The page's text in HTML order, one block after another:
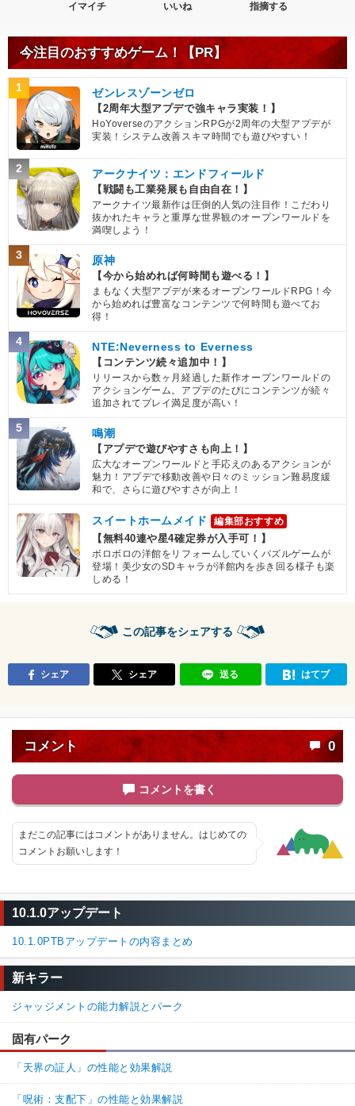
イマイチ いいね 指摘する
今注目のおすすめゲーム！【PR】
1 ゼンレスゾーンゼロ
【2周年大型アプデで強キャラ実装！】
HoYoverseのアクションRPGが2周年の大型アプデが
実装！システム改善スキマ時間でも遊びやすい！
2 アークナイツ：エンドフィールド
【戦闘も工業発展も自由自在！】
アークナイツ最新作は圧倒的人気の注目作！こだわり
抜かれたキャラと重厚な世界観のオープンワールドを
満喫しよう！
3 原神
【今から始めれば何時間も遊べる！】
まもなく大型アプデが来るオープンワールドRPG！今
から始めれば豊富なコンテンツで何時間も遊べてお
得！
4 NTE:Neverness to Everness
【コンテンツ続々追加中！】
リリースから数ヶ月経過した新作オープンワールドの
アクションゲーム。アプデのたびにコンテンツが続々
追加されてプレイ満足度が高い！
5 鳴潮
【アプデで遊びやすさも向上！】
広大なオープンワールドと手応えのあるアクションが
魅力！アプデで移動改善や日々のミッション難易度緩
和で、さらに遊びやすさが向上！
スイートホームメイド 編集部おすすめ
【無料40連や星4確定券が入手可！】
ボロボロの洋館をリフォームしていくパズルゲームが
登場！美少女のSDキャラが洋館内を歩き回る様子も楽
しめる！
この記事をシェアする
シェア シェア 送る はてブ
コメント 0
コメントを書く
まだこの記事にはコメントがありません。はじめての
コメントお願いします！
10.1.0アップデート
10.1.0PTBアップデートの内容まとめ
新キラー
ジャッジメントの能力解説とパーク
固有パーク
「天界の証人」の性能と効果解説
「呪術：支配下」の性能と効果解説